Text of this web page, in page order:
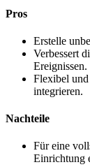
Pros
Erstelle
Verbessert
Ereignissen.
Flexibel
integrieren.
Nachteile
Für eine
Einrichtung